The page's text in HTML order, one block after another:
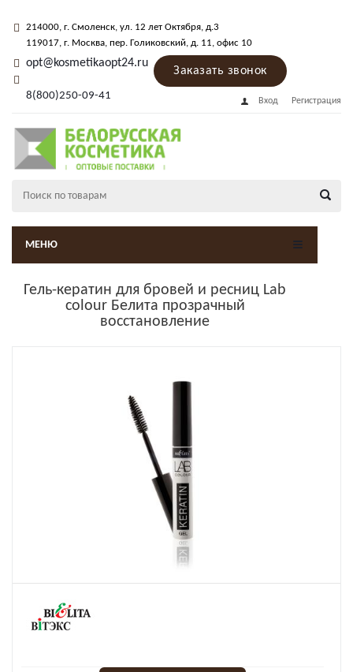
214000, г. Смоленск, ул. 12 лет Октября, д.3
119017, г. Москва, пер. Голиковский, д. 11, офис 10
opt@kosmetikaopt24.ru
8(800)250-09-41
Заказать звонок
Вход Регистрация
МЕНЮ
Гель-кератин для бровей и ресниц Lab
colour Белита прозрачный
восстановление